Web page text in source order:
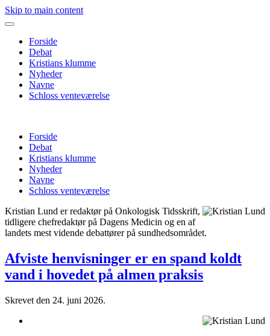
Skip to main content
Forside
Debat
Kristians klumme
Nyheder
Navne
Schloss venteværelse
Forside
Debat
Kristians klumme
Nyheder
Navne
Schloss venteværelse
Kristian Lund er redaktør på Onkologisk Tidsskrift,
tidligere chefredaktør på Dagens Medicin og en af
landets mest vidende debattører på sundhedsområdet.
Afviste henvisninger er en spand koldt
vand i hovedet på almen praksis
Skrevet den 24. juni 2026.